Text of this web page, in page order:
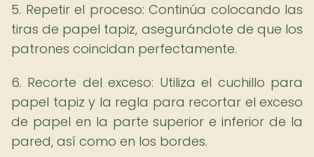
5. Repetir el proceso: Continúa colocando las
tiras de papel tapiz, asegurándote de que los
patrones coincidan perfectamente.
6. Recorte del exceso: Utiliza el cuchillo para
papel tapiz y la regla para recortar el exceso
de papel en la parte superior e inferior de la
pared, así como en los bordes.